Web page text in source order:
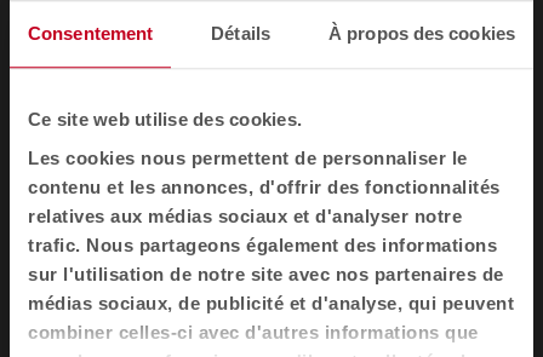
Consentement Détails À propos des cookies
Ce site web utilise des cookies.
Les cookies nous permettent de personnaliser le
contenu et les annonces, d'offrir des fonctionnalités
relatives aux médias sociaux et d'analyser notre
trafic. Nous partageons également des informations
sur l'utilisation de notre site avec nos partenaires de
médias sociaux, de publicité et d'analyse, qui peuvent
combiner celles-ci avec d'autres informations que